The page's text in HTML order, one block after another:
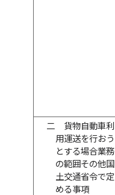
二
貨物自動車利
用運送を行おう
とする場合業務
の範囲その他国
土交通省令で定
める事項